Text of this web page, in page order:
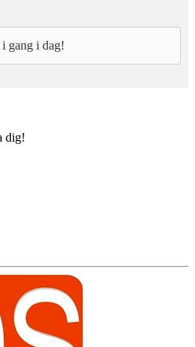
gang i dag!
dig!